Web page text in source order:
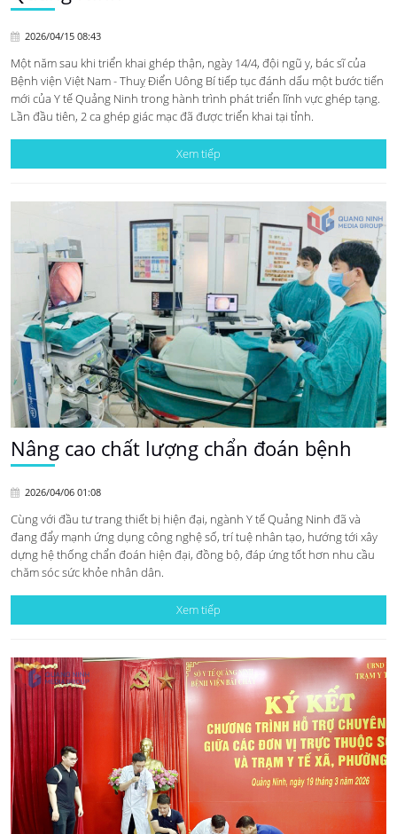
2026/04/15 08:43
Một năm sau khi triển khai ghép thận, ngày 14/4, đội ngũ y, bác sĩ của
Bệnh viện Việt Nam - Thuỵ Điển Uông Bí tiếp tục đánh dấu một bước tiến
mới của Y tế Quảng Ninh trong hành trình phát triển lĩnh vực ghép tạng.
Lần đầu tiên, 2 ca ghép giác mạc đã được triển khai tại tỉnh.
Xem tiếp
Nâng cao chất lượng chẩn đoán bệnh
2026/04/06 01:08
Cùng với đầu tư trang thiết bị hiện đại, ngành Y tế Quảng Ninh đã và
đang đẩy mạnh ứng dụng công nghệ số, trí tuệ nhân tạo, hướng tới xây
dựng hệ thống chẩn đoán hiện đại, đồng bộ, đáp ứng tốt hơn nhu cầu
chăm sóc sức khỏe nhân dân.
Xem tiếp